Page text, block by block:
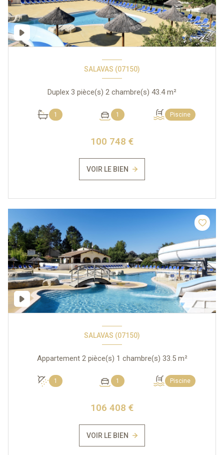
SALAVAS (07150)
Duplex 3 pièce(s) 2 chambre(s) 43.4 m²
1 1 Piscine
100 748 €
VOIR LE BIEN
SALAVAS (07150)
Appartement 2 pièce(s) 1 chambre(s) 33.5 m²
1 1 Piscine
106 408 €
VOIR LE BIEN